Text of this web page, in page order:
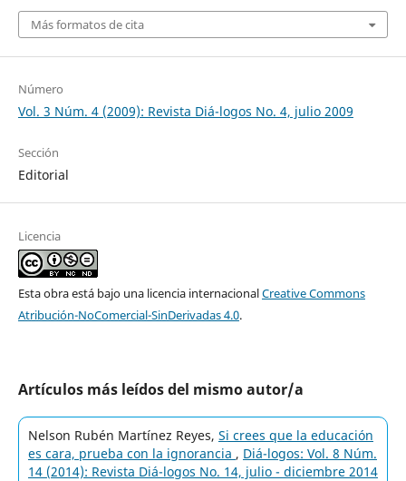
Más formatos de cita
Número
Vol. 3 Núm. 4 (2009): Revista Diá-logos No. 4, julio 2009
Sección
Editorial
Licencia
Esta obra está bajo una licencia internacionalCreative Commons
Atribución-NoComercial-SinDerivadas 4.0.
Artículos más leídos del mismo autor/a
Nelson Rubén Martínez Reyes, Si crees que la educación
es cara, prueba con la ignorancia , Diá-logos: Vol. 8 Núm.
14 (2014): Revista Diá-logos No. 14, julio - diciembre 2014